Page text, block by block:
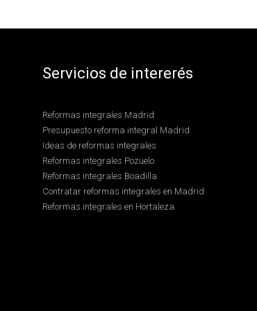
Servicios de intererés
Reformas integrales Madrid
Presupuesto reforma integral Madrid
Ideas de reformas integrales
Reformas integrales Pozuelo
Reformas integrales Boadilla
Contratar reformas integrales en Madrid
Reformas integrales en Hortaleza